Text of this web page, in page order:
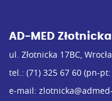
AD-MED Złotnicka
ul. Złotnicka 17BC,
tel.: (71) 325 67 60 (pn-pt:
e-mail: